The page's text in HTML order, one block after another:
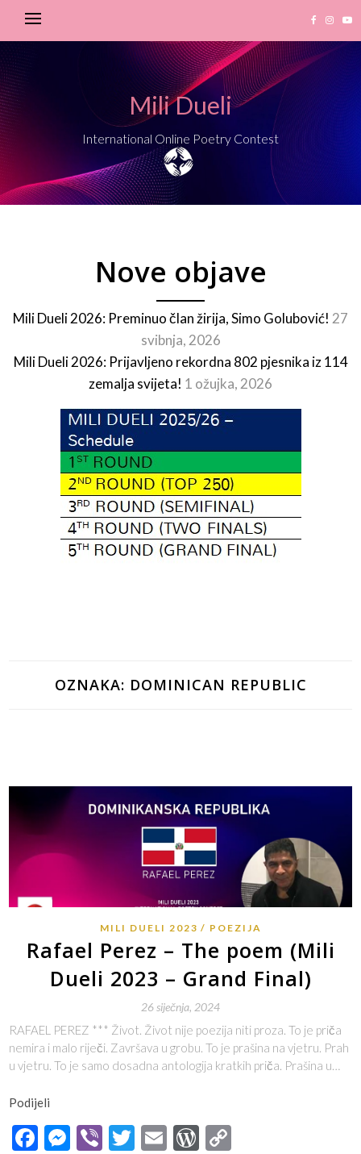
Mili Dueli
International Online Poetry Contest
Nove objave
Mili Dueli 2026: Preminuo član žirija, Simo Golubović! 27
svibnja, 2026
Mili Dueli 2026: Prijavljeno rekordna 802 pjesnika iz 114
zemalja svijeta! 1 ožujka, 2026
OZNAKA: DOMINICAN REPUBLIC
MILI DUELI 2023 POEZIJA
Rafael Perez – The poem (Mili
Dueli 2023 – Grand Final)
26 siječnja, 2024
RAFAEL PEREZ *** Život. Život nije poezija niti proza. To je priča
nemira i malo riječi. Završava u grobu. To je prašina na vjetru. Prah
u vjetru. To je samo dosadna antologija kratkih priča. Prašina u…
Podijeli
Facebook
Messenger
ViberTwitter
EmailWordPress